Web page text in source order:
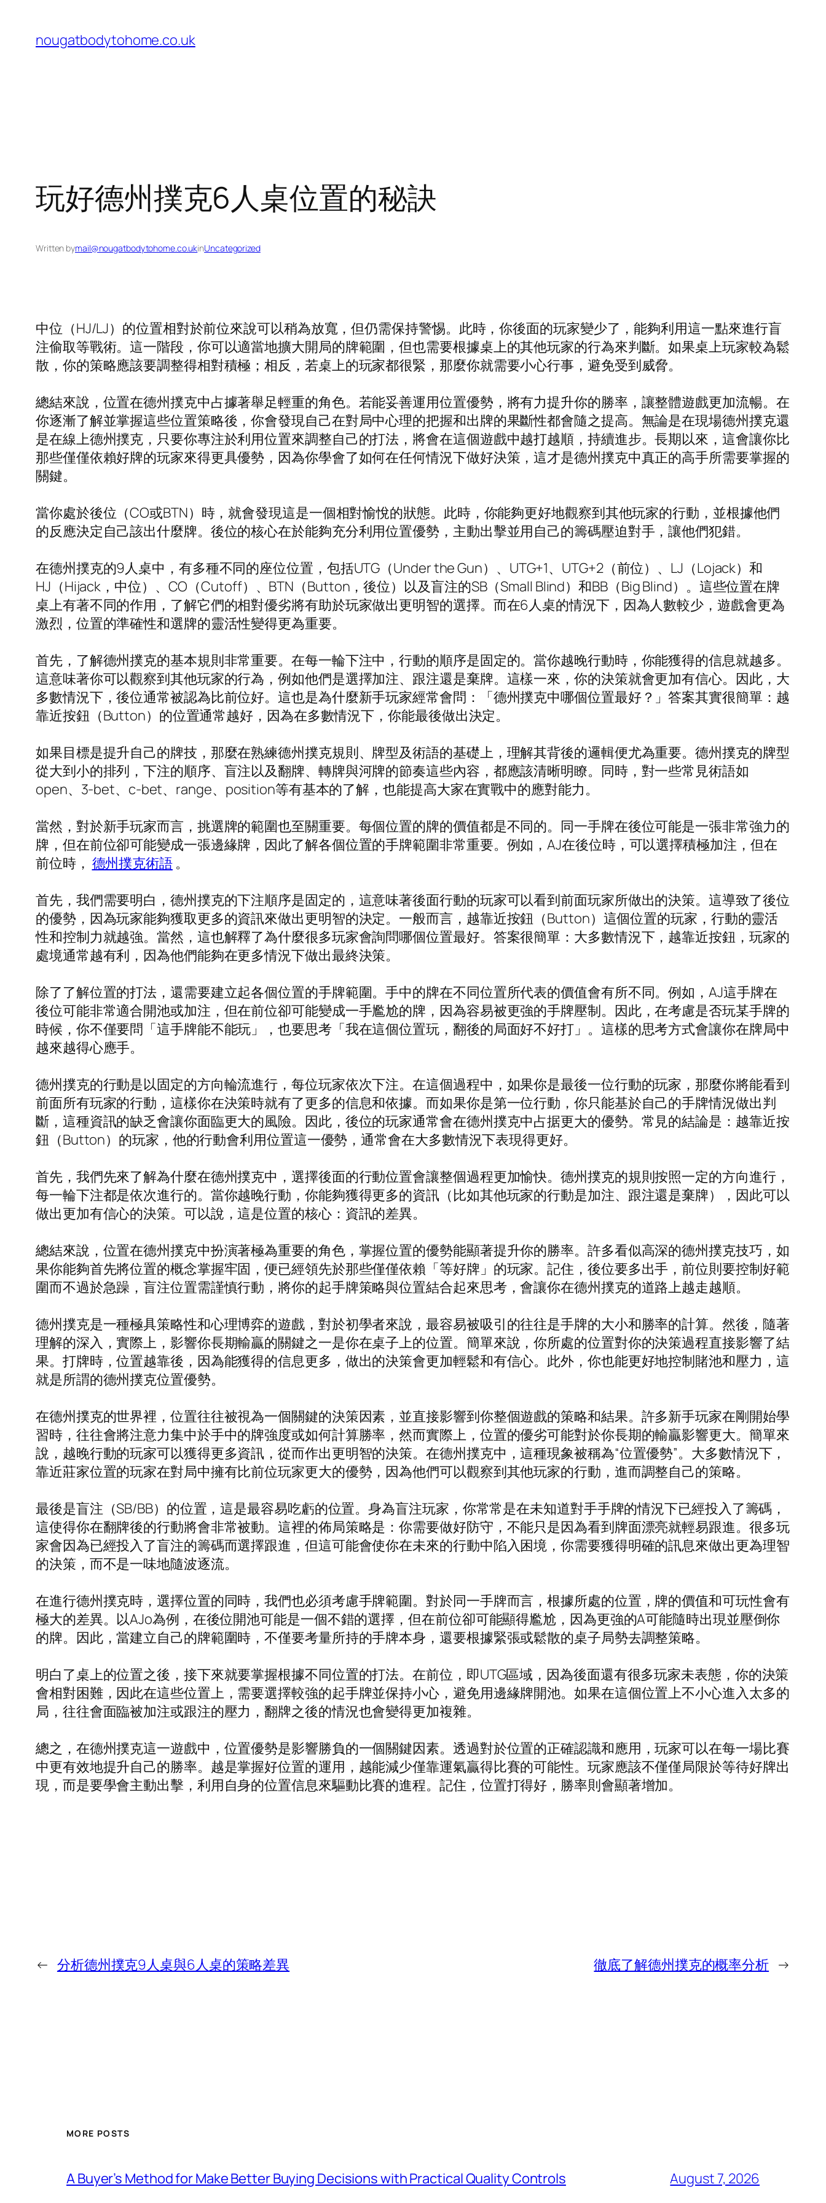
content
nougatbodytohome.co.uk
玩好德州撲克6人桌位置的秘訣
Written bymail@nougatbodytohome.co.ukinUncategorized
中位（HJ/LJ）的位置相對於前位來說可以稍為放寬，但仍需保持警惕。此時，你後面的玩家變少了，能夠利用這一點來進行盲
注偷取等戰術。這一階段，你可以適當地擴大開局的牌範圍，但也需要根據桌上的其他玩家的行為來判斷。如果桌上玩家較為鬆
散，你的策略應該要調整得相對積極；相反，若桌上的玩家都很緊，那麼你就需要小心行事，避免受到威脅。
總結來說，位置在德州撲克中占據著舉足輕重的角色。若能妥善運用位置優勢，將有力提升你的勝率，讓整體遊戲更加流暢。在
你逐漸了解並掌握這些位置策略後，你會發現自己在對局中心理的把握和出牌的果斷性都會隨之提高。無論是在現場德州撲克還
是在線上德州撲克，只要你專注於利用位置來調整自己的打法，將會在這個遊戲中越打越順，持續進步。長期以來，這會讓你比
那些僅僅依賴好牌的玩家來得更具優勢，因為你學會了如何在任何情況下做好決策，這才是德州撲克中真正的高手所需要掌握的
關鍵。
當你處於後位（CO或BTN）時，就會發現這是一個相對愉悅的狀態。此時，你能夠更好地觀察到其他玩家的行動，並根據他們
的反應決定自己該出什麼牌。後位的核心在於能夠充分利用位置優勢，主動出擊並用自己的籌碼壓迫對手，讓他們犯錯。
在德州撲克的9人桌中，有多種不同的座位位置，包括UTG（Under the Gun）、UTG+1、UTG+2（前位）、LJ（Lojack）和
HJ（Hijack，中位）、CO（Cutoff）、BTN（Button，後位）以及盲注的SB（Small Blind）和BB（Big Blind）。這些位置在牌
桌上有著不同的作用，了解它們的相對優劣將有助於玩家做出更明智的選擇。而在6人桌的情況下，因為人數較少，遊戲會更為
激烈，位置的準確性和選牌的靈活性變得更為重要。
首先，了解德州撲克的基本規則非常重要。在每一輪下注中，行動的順序是固定的。當你越晚行動時，你能獲得的信息就越多。
這意味著你可以觀察到其他玩家的行為，例如他們是選擇加注、跟注還是棄牌。這樣一來，你的決策就會更加有信心。因此，大
多數情況下，後位通常被認為比前位好。這也是為什麼新手玩家經常會問：「德州撲克中哪個位置最好？」答案其實很簡單：越
靠近按鈕（Button）的位置通常越好，因為在多數情況下，你能最後做出決定。
如果目標是提升自己的牌技，那麼在熟練德州撲克規則、牌型及術語的基礎上，理解其背後的邏輯便尤為重要。德州撲克的牌型
從大到小的排列，下注的順序、盲注以及翻牌、轉牌與河牌的節奏這些內容，都應該清晰明瞭。同時，對一些常見術語如
open、3-bet、c-bet、range、position等有基本的了解，也能提高大家在實戰中的應對能力。
當然，對於新手玩家而言，挑選牌的範圍也至關重要。每個位置的牌的價值都是不同的。同一手牌在後位可能是一張非常強力的
牌，但在前位卻可能變成一張邊緣牌，因此了解各個位置的手牌範圍非常重要。例如，AJ在後位時，可以選擇積極加注，但在
前位時， 德州撲克術語。
首先，我們需要明白，德州撲克的下注順序是固定的，這意味著後面行動的玩家可以看到前面玩家所做出的決策。這導致了後位
的優勢，因為玩家能夠獲取更多的資訊來做出更明智的決定。一般而言，越靠近按鈕（Button）這個位置的玩家，行動的靈活
性和控制力就越強。當然，這也解釋了為什麼很多玩家會詢問哪個位置最好。答案很簡單：大多數情況下，越靠近按鈕，玩家的
處境通常越有利，因為他們能夠在更多情況下做出最終決策。
除了了解位置的打法，還需要建立起各個位置的手牌範圍。手中的牌在不同位置所代表的價值會有所不同。例如，AJ這手牌在
後位可能非常適合開池或加注，但在前位卻可能變成一手尷尬的牌，因為容易被更強的手牌壓制。因此，在考慮是否玩某手牌的
時候，你不僅要問「這手牌能不能玩」，也要思考「我在這個位置玩，翻後的局面好不好打」。這樣的思考方式會讓你在牌局中
越來越得心應手。
德州撲克的行動是以固定的方向輪流進行，每位玩家依次下注。在這個過程中，如果你是最後一位行動的玩家，那麼你將能看到
前面所有玩家的行動，這樣你在決策時就有了更多的信息和依據。而如果你是第一位行動，你只能基於自己的手牌情況做出判
斷，這種資訊的缺乏會讓你面臨更大的風險。因此，後位的玩家通常會在德州撲克中占据更大的優勢。常見的結論是：越靠近按
鈕（Button）的玩家，他的行動會利用位置這一優勢，通常會在大多數情況下表現得更好。
首先，我們先來了解為什麼在德州撲克中，選擇後面的行動位置會讓整個過程更加愉快。德州撲克的規則按照一定的方向進行，
每一輪下注都是依次進行的。當你越晚行動，你能夠獲得更多的資訊（比如其他玩家的行動是加注、跟注還是棄牌），因此可以
做出更加有信心的決策。可以說，這是位置的核心：資訊的差異。
總結來說，位置在德州撲克中扮演著極為重要的角色，掌握位置的優勢能顯著提升你的勝率。許多看似高深的德州撲克技巧，如
果你能夠首先將位置的概念掌握牢固，便已經領先於那些僅僅依賴「等好牌」的玩家。記住，後位要多出手，前位則要控制好範
圍而不過於急躁，盲注位置需謹慎行動，將你的起手牌策略與位置結合起來思考，會讓你在德州撲克的道路上越走越順。
德州撲克是一種極具策略性和心理博弈的遊戲，對於初學者來說，最容易被吸引的往往是手牌的大小和勝率的計算。然後，隨著
理解的深入，實際上，影響你長期輸贏的關鍵之一是你在桌子上的位置。簡單來說，你所處的位置對你的決策過程直接影響了結
果。打牌時，位置越靠後，因為能獲得的信息更多，做出的決策會更加輕鬆和有信心。此外，你也能更好地控制賭池和壓力，這
就是所謂的德州撲克位置優勢。
在德州撲克的世界裡，位置往往被視為一個關鍵的決策因素，並直接影響到你整個遊戲的策略和結果。許多新手玩家在剛開始學
習時，往往會將注意力集中於手中的牌強度或如何計算勝率，然而實際上，位置的優劣可能對於你長期的輸贏影響更大。簡單來
說，越晚行動的玩家可以獲得更多資訊，從而作出更明智的決策。在德州撲克中，這種現象被稱為“位置優勢”。大多數情況下，
靠近莊家位置的玩家在對局中擁有比前位玩家更大的優勢，因為他們可以觀察到其他玩家的行動，進而調整自己的策略。
最後是盲注（SB/BB）的位置，這是最容易吃虧的位置。身為盲注玩家，你常常是在未知道對手手牌的情況下已經投入了籌碼，
這使得你在翻牌後的行動將會非常被動。這裡的佈局策略是：你需要做好防守，不能只是因為看到牌面漂亮就輕易跟進。很多玩
家會因為已經投入了盲注的籌碼而選擇跟進，但這可能會使你在未來的行動中陷入困境，你需要獲得明確的訊息來做出更為理智
的決策，而不是一味地隨波逐流。
在進行德州撲克時，選擇位置的同時，我們也必須考慮手牌範圍。對於同一手牌而言，根據所處的位置，牌的價值和可玩性會有
極大的差異。以AJo為例，在後位開池可能是一個不錯的選擇，但在前位卻可能顯得尷尬，因為更強的A可能隨時出現並壓倒你
的牌。因此，當建立自己的牌範圍時，不僅要考量所持的手牌本身，還要根據緊張或鬆散的桌子局勢去調整策略。
明白了桌上的位置之後，接下來就要掌握根據不同位置的打法。在前位，即UTG區域，因為後面還有很多玩家未表態，你的決策
會相對困難，因此在這些位置上，需要選擇較強的起手牌並保持小心，避免用邊緣牌開池。如果在這個位置上不小心進入太多的
局，往往會面臨被加注或跟注的壓力，翻牌之後的情況也會變得更加複雜。
總之，在德州撲克這一遊戲中，位置優勢是影響勝負的一個關鍵因素。透過對於位置的正確認識和應用，玩家可以在每一場比賽
中更有效地提升自己的勝率。越是掌握好位置的運用，越能減少僅靠運氣贏得比賽的可能性。玩家應該不僅僅局限於等待好牌出
現，而是要學會主動出擊，利用自身的位置信息來驅動比賽的進程。記住，位置打得好，勝率則會顯著增加。
← 分析德州撲克9人桌與6人桌的策略差異 徹底了解德州撲克的概率分析 →
MORE POSTS
A Buyer’s Method for Make Better Buying Decisions with Practical Quality Controls August 7, 2026